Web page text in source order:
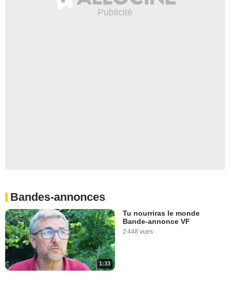
Bandes-annonces
1:33
Tu nourriras le monde
Bande-annonce VF
2 448 vues